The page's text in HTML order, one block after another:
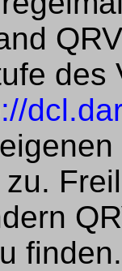
des
finden.